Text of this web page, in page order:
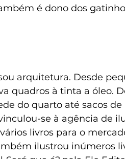
é dono dos
arquitetura. Desde
quadros à tinta a óleo.
do quarto até sacos de
se à agência de
livros para o
ilustrou inúmeros